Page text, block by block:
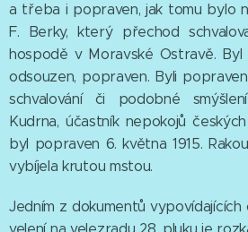
a třeba i popraven, jak tomu bylo
F. Berky, který přechod
hospodě v Moravské Ostravě. Byl
odsouzen, popraven. Byli
schvalování či podobné
Kudrna, účastník nepokojů
byl popraven 6. května 1915.
vybíjela krutou mstou.
Jedním z dokumentů